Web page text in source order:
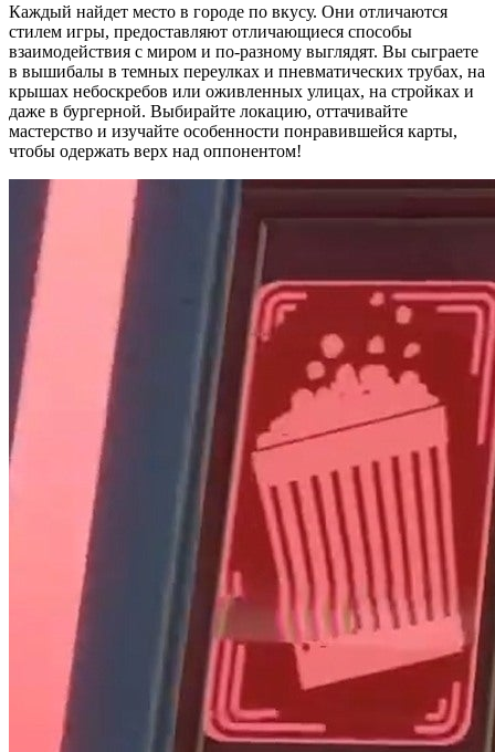
Каждый найдет место в городе по вкусу. Они отличаются
стилем игры, предоставляют отличающиеся способы
взаимодействия с миром и по-разному выглядят. Вы сыграете
в вышибалы в темных переулках и пневматических трубах, на
крышах небоскребов или оживленных улицах, на стройках и
даже в бургерной. Выбирайте локацию, оттачивайте
мастерство и изучайте особенности понравившейся карты,
чтобы одержать верх над оппонентом!